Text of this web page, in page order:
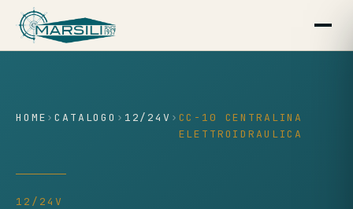
contenuto
HOME ›CATALOGO › 12/24V › CC-10 CENTRALINA
ELETTROIDRAULICA
12/24V